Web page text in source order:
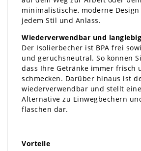
minimalistische, moderne
jedem Stil und Anlass.
Wiederverwendbar und langlebig
Der Isolierbecher ist BPA frei
und geruchsneutral. So können
dass Ihre Getränke immer frisch
schmecken. Darüber hinaus ist
wiederverwendbar und stellt
Alternative zu Einwegbechern
flaschen dar.
Vorteile